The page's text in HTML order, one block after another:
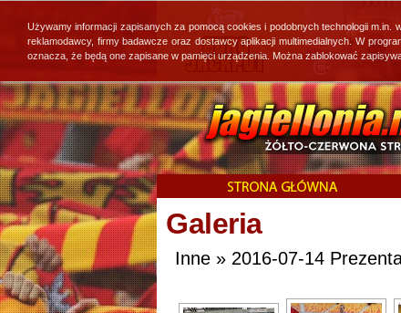
Galeria
Inne » 2016-07-14
Używamy informacji zapisanych za pomocą cookies i podobnych technologii
reklamodawcy, firmy badawcze oraz dostawcy aplikacji multimedialnych. W
oznacza, że będą one zapisane w pamięci urządzenia. Można zablokować